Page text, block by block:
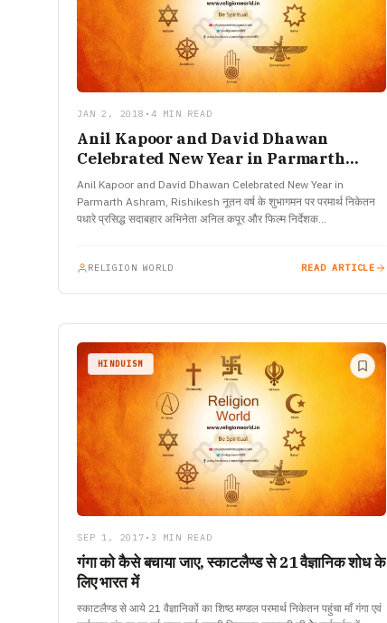
JAN 2, 2018 • 4 MIN READ
Anil Kapoor and David Dhawan
Celebrated New Year in Parmarth
Ashram, Rishikesh
Anil Kapoor and David Dhawan Celebrated New Year in
Parmarth Ashram, Rishikesh नूतन वर्ष के शुभागमन पर परमार्थ निकेतन
पधारे प्रसिद्ध सदाबहार अभिनेता अनिल कपूर और फिल्म निर्देशक…
RELIGION WORLD READ ARTICLE
HINDUISM
SEP 1, 2017 • 3 MIN READ
गंगा को कैसे बचाया जाए, स्काटलैण्ड से 21 वैज्ञानिक शोध के
लिए भारत में
स्काटलैण्ड से आये 21 वैज्ञानिकों का शिष्ठ मण्डल परमार्थ निकेतन पहुंचा माँ गंगा एवं